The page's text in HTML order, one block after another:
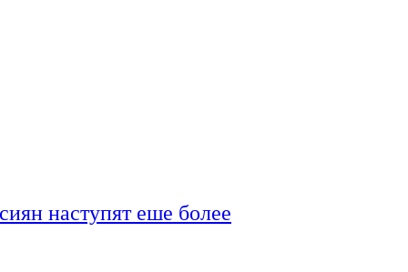
наступят еше более